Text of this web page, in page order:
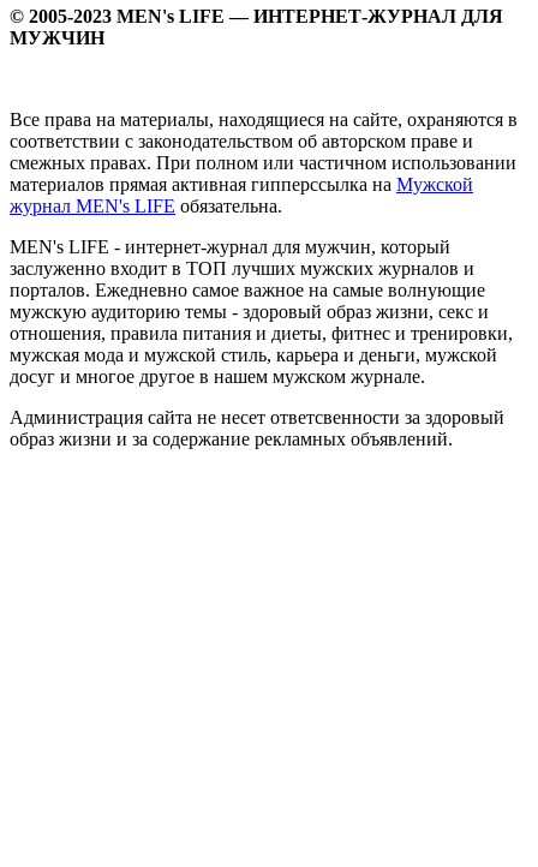
© 2005-2023 MEN's LIFE — ИНТЕРНЕТ-ЖУРНАЛ ДЛЯ
МУЖЧИН
Все права на материалы, находящиеся на сайте, охраняются в
соответствии с законодательством об авторском праве и
смежных правах. При полном или частичном использовании
материалов прямая активная гипперссылка на Мужской
журнал MEN's LIFE обязательна.
MEN's LIFE - интернет-журнал для мужчин, который
заслуженно входит в ТОП лучших мужских журналов и
порталов. Ежедневно самое важное на самые волнующие
мужскую аудиторию темы - здоровый образ жизни, секс и
отношения, правила питания и диеты, фитнес и тренировки,
мужская мода и мужской стиль, карьера и деньги, мужской
досуг и многое другое в нашем мужском журнале.
Администрация сайта не несет ответсвенности за здоровый
образ жизни и за содержание рекламных объявлений.